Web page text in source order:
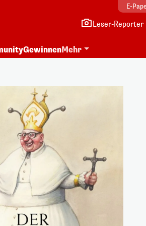
E-
Leser-Reporter
GewinnenMehr